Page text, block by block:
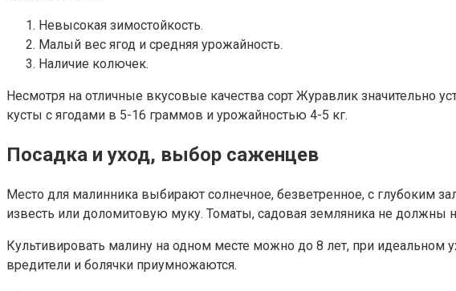
Невысокая зимостойкость.
Малый вес ягод и средняя урожайность.
Наличие колючек.
Несмотря на отличные вкусовые качества сорт Журавлик значительно
кусты с ягодами в 5-16 граммов и урожайностью 4-5 кг.
Посадка и уход, выбор саженцев
Место для малинника выбирают солнечное, безветренное, с глубоким
известь или доломитовую муку. Томаты, садовая земляника не должны
Культивировать малину на одном месте можно до 8 лет, при
вредители и болячки приумножаются.